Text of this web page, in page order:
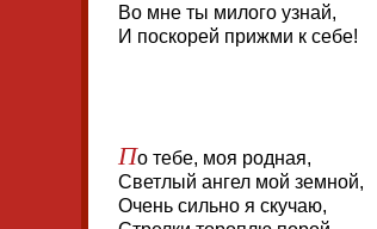
Во мне ты милого узнай,
И поскорей прижми к себе!
По тебе, моя родная,
Светлый ангел мой земной,
Очень сильно я скучаю,